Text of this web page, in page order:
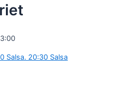
Salsa. 20:30 Salsa